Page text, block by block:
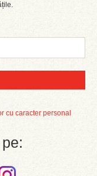
cu caracter personal